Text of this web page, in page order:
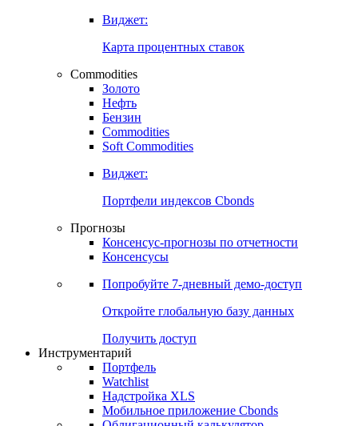
Виджет:
Карта процентных ставок
Commodities
Золото
Нефть
Бензин
Commodities
Soft Commodities
Виджет:
Портфели индексов Cbonds
Прогнозы
Консенсус-прогнозы по отчетности
Консенсусы
Попробуйте 7-дневный демо-доступ
Откройте глобальную базу данных
Получить доступ
Инструментарий
Портфель
Watchlist
Надстройка XLS
Мобильное приложение Cbonds